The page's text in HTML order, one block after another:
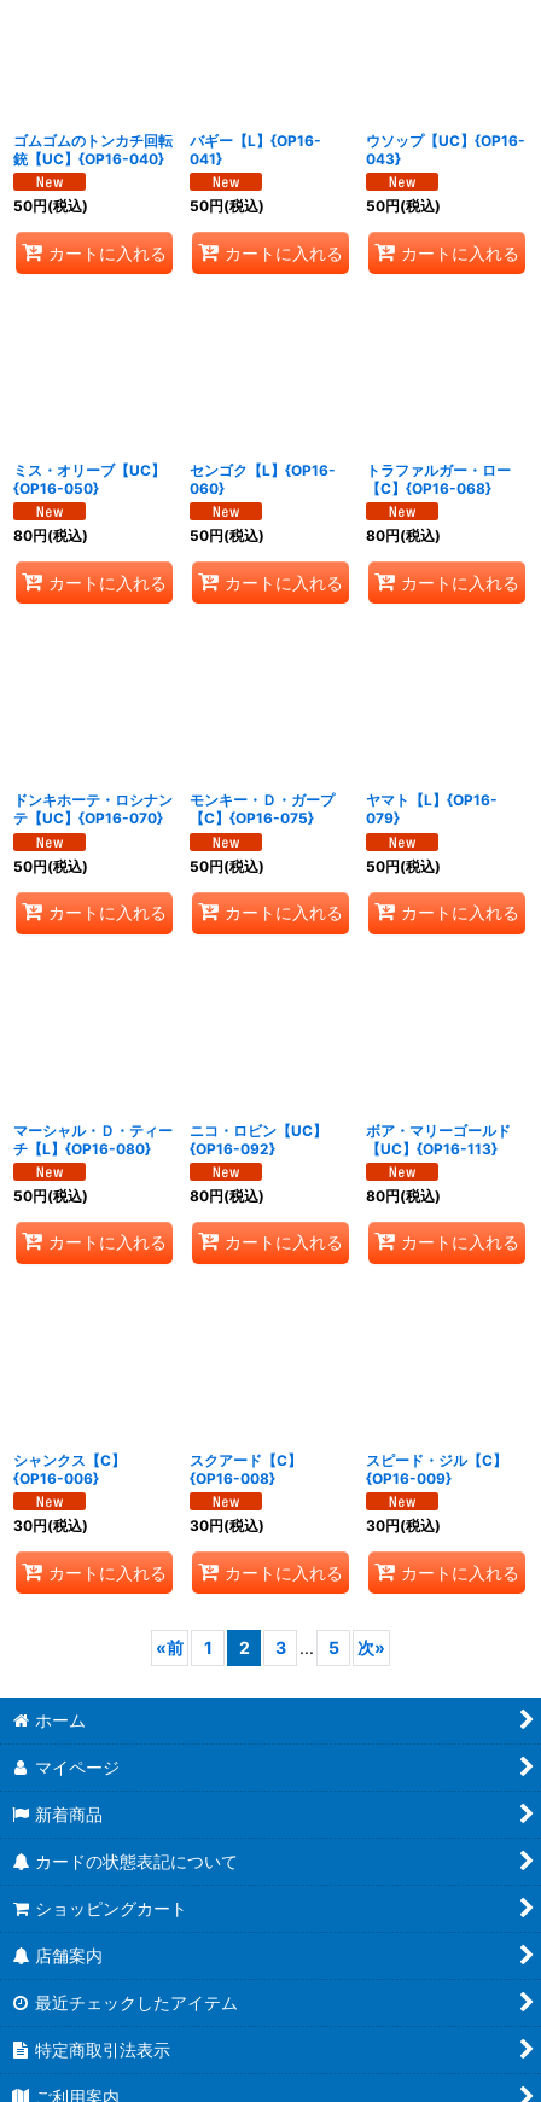
ゴムゴムのトンカチ回転
銃【UC】{OP16-040}
50円(税込)
カートに入れる
バギー【L】{OP16-
041}
50円(税込)
カートに入れる
ウソップ【UC】{OP16-
043}
50円(税込)
カートに入れる
ミス・オリーブ【UC】
{OP16-050}
80円(税込)
カートに入れる
センゴク【L】{OP16-
060}
50円(税込)
カートに入れる
トラファルガー・ロー
【C】{OP16-068}
80円(税込)
カートに入れる
ドンキホーテ・ロシナン
テ【UC】{OP16-070}
50円(税込)
カートに入れる
モンキー・Ｄ・ガープ
【C】{OP16-075}
50円(税込)
カートに入れる
ヤマト【L】{OP16-
079}
50円(税込)
カートに入れる
マーシャル・Ｄ・ティー
チ【L】{OP16-080}
50円(税込)
カートに入れる
ニコ・ロビン【UC】
{OP16-092}
80円(税込)
カートに入れる
ボア・マリーゴールド
【UC】{OP16-113}
80円(税込)
カートに入れる
シャンクス【C】
{OP16-006}
30円(税込)
カートに入れる
スクアード【C】
{OP16-008}
30円(税込)
カートに入れる
スピード・ジル【C】
{OP16-009}
30円(税込)
カートに入れる
«前 1 2 3 ... 5 次»
ホーム
マイページ
新着商品
カードの状態表記について
ショッピングカート
店舗案内
最近チェックしたアイテム
特定商取引法表示
ご利用案内